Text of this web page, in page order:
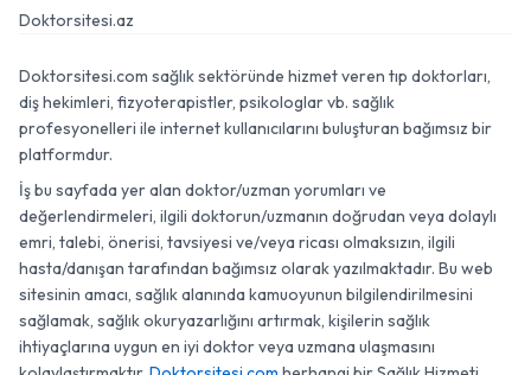
Doktorsitesi.az
Doktorsitesi.com sağlık sektöründe hizmet veren tıp doktorları,
diş hekimleri, fizyoterapistler, psikologlar vb. sağlık
profesyonelleri ile internet kullanıcılarını buluşturan bağımsız bir
platformdur.
İş bu sayfada yer alan doktor/uzman yorumları ve
değerlendirmeleri, ilgili doktorun/uzmanın doğrudan veya dolaylı
emri, talebi, önerisi, tavsiyesi ve/veya ricası olmaksızın, ilgili
hasta/danışan tarafından bağımsız olarak yazılmaktadır. Bu web
sitesinin amacı, sağlık alanında kamuoyunun bilgilendirilmesini
sağlamak, sağlık okuryazarlığını artırmak, kişilerin sağlık
ihtiyaçlarına uygun en iyi doktor veya uzmana ulaşmasını